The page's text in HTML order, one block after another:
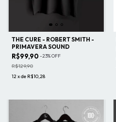
THE CURE - ROBERT SMITH -
PRIMAVERA SOUND
R$99,90 -23%OFF
R$129,90
12xde R$10,28